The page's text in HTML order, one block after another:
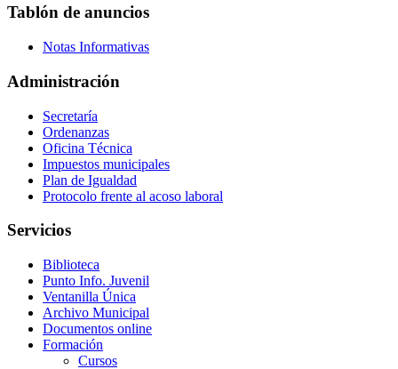
Tablón de anuncios
Notas Informativas
Administración
Secretaría
Ordenanzas
Oficina Técnica
Impuestos municipales
Plan de Igualdad
Protocolo frente al acoso laboral
Servicios
Biblioteca
Punto Info. Juvenil
Ventanilla Única
Archivo Municipal
Documentos online
Formación
Cursos